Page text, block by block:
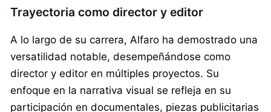
Trayectoria como director y editor
A lo largo de su carrera, Alfaro ha demostrado una
versatilidad notable, desempeñándose como
director y editor en múltiples proyectos. Su
enfoque en la narrativa visual se refleja en su
participación en documentales, piezas publicitarias